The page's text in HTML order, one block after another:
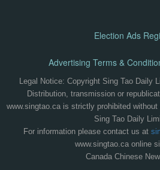
Election Ads
Advertising Terms &
Legal Notice: Copyright Sing Tao Daily
Distribution, transmission or
www.singtao.ca is strictly prohibited
Sing Tao Daily
For information please contact us at
www.singtao.ca online
Canada Chinese